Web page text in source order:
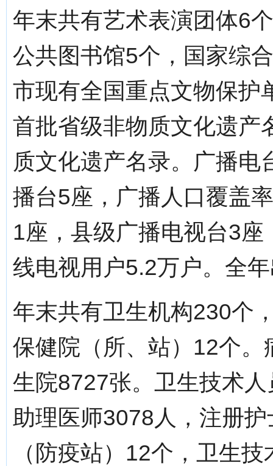
年末共有艺术表演团体6
公共图书馆5个，国家综
市现有全国重点文物保护
首批省级非物质文化遗产
质文化遗产名录。广播
播台5座，广播人口覆盖
1座，县级广播电视台3
线电视用户5.2万户。全
年末共有卫生机构230个
保健院（所、站）12个
生院8727张。卫生技术
助理医师3078人，注册
（防疫站）12个，卫生